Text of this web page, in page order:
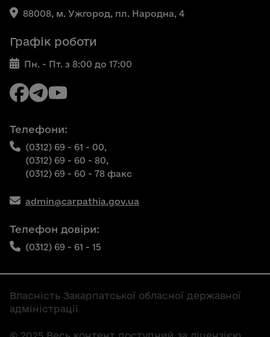
88008, м. Ужгород, пл. Народна, 4
Графік роботи
Пн. - Пт. з 8:00 до 17:00
Телефони:
(0312) 69 - 61 - 00,
(0312) 69 - 60 - 80,
(0312) 69 - 60 - 78 факс
admin@carpathia.gov.ua
Телефон довіри:
(0312) 69 - 61 - 15
Власність Закарпатської обласної державної
адміністрації